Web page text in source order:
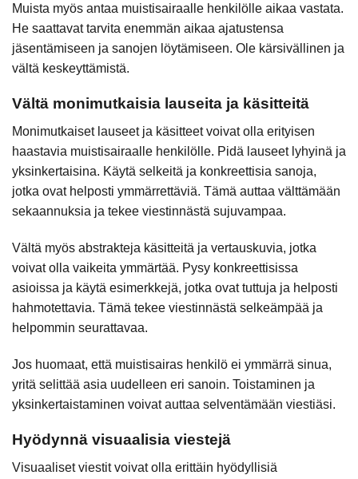
Muista myös antaa muistisairaalle henkilölle aikaa vastata.
He saattavat tarvita enemmän aikaa ajatustensa
jäsentämiseen ja sanojen löytämiseen. Ole kärsivällinen ja
vältä keskeyttämistä.
Vältä monimutkaisia lauseita ja käsitteitä
Monimutkaiset lauseet ja käsitteet voivat olla erityisen
haastavia muistisairaalle henkilölle. Pidä lauseet lyhyinä ja
yksinkertaisina. Käytä selkeitä ja konkreettisia sanoja,
jotka ovat helposti ymmärrettäviä. Tämä auttaa välttämään
sekaannuksia ja tekee viestinnästä sujuvampaa.
Vältä myös abstrakteja käsitteitä ja vertauskuvia, jotka
voivat olla vaikeita ymmärtää. Pysy konkreettisissa
asioissa ja käytä esimerkkejä, jotka ovat tuttuja ja helposti
hahmotettavia. Tämä tekee viestinnästä selkeämpää ja
helpommin seurattavaa.
Jos huomaat, että muistisairas henkilö ei ymmärrä sinua,
yritä selittää asia uudelleen eri sanoin. Toistaminen ja
yksinkertaistaminen voivat auttaa selventämään viestiäsi.
Hyödynnä visuaalisia viestejä
Visuaaliset viestit voivat olla erittäin hyödyllisiä